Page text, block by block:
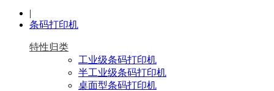
|
条码打印机
特性归类
工业级条码打印机
半工业级条码打印机
桌面型条码打印机